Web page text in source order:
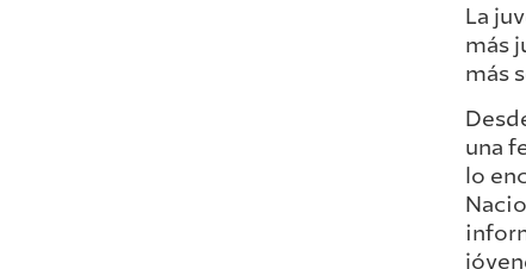
La
más
más
una
lo